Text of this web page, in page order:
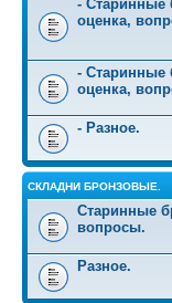
- Старинные
оценка,
- Старинные
оценка,
- Разное.
СКЛАДНИ БРОНЗОВЫЕ.
Старинные
вопросы.
Разное.